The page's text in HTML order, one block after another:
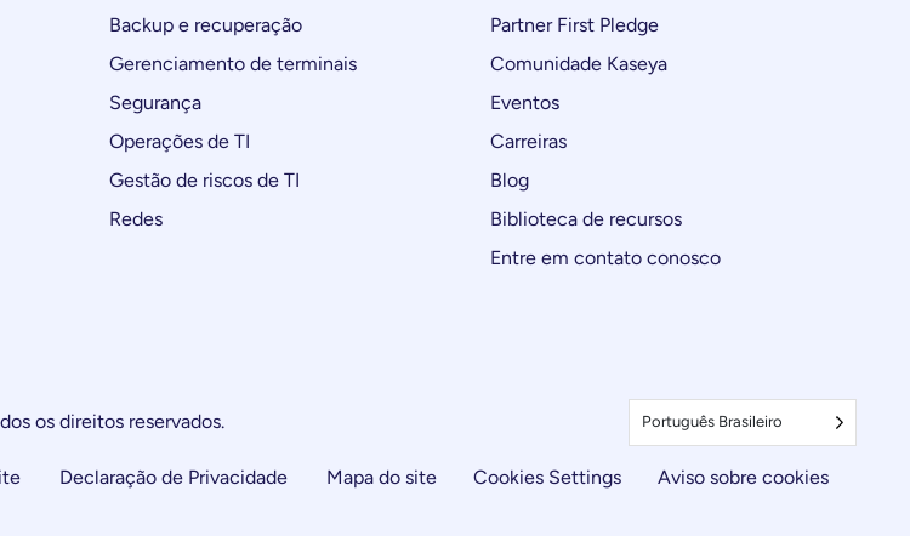
Backup e recuperação
Gerenciamento de terminais
Segurança
Operações de TI
Gestão de riscos de TI
Redes
Partner First Pledge
Comunidade Kaseya
Eventos
Carreiras
Blog
Biblioteca de recursos
Entre em contato conosco
os direitos reservados. Português Brasileiro
Declaração de Privacidade Mapa do site Cookies Settings Aviso sobre cookies